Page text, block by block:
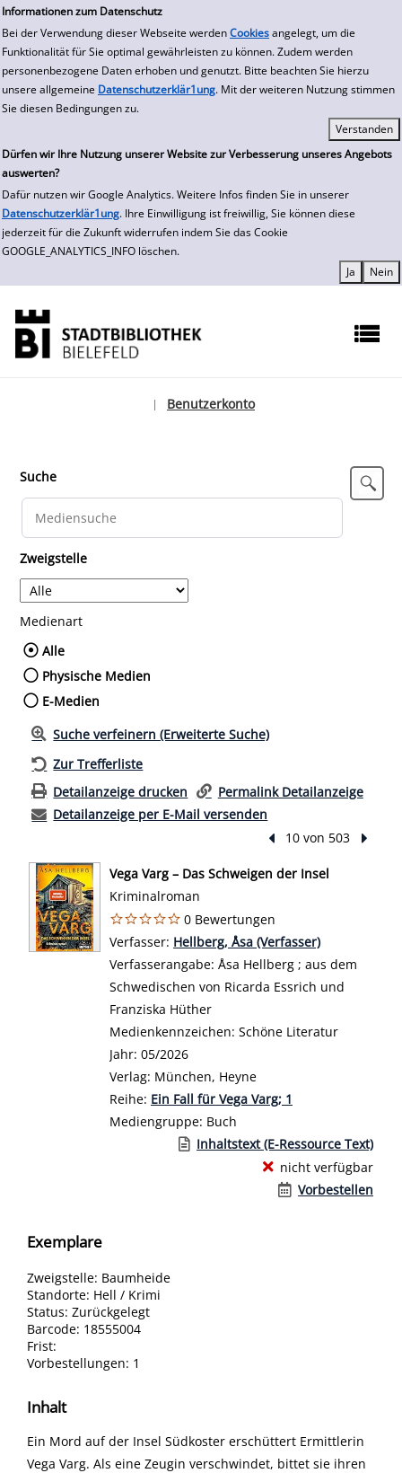
Informationen zum Datenschutz
Bei der Verwendung dieser Webseite werden Cookies angelegt, um die
Funktionalität für Sie optimal gewährleisten zu können. Zudem werden
personenbezogene Daten erhoben und genutzt. Bitte beachten Sie hierzu
unsere allgemeine Datenschutzerklär1ung. Mit der weiteren Nutzung stimmen
Sie diesen Bedingungen zu.
Dürfen wir Ihre Nutzung unserer Website zur Verbesserung unseres Angebots
auswerten?
Dafür nutzen wir Google Analytics. Weitere Infos finden Sie in unserer
Datenschutzerklär1ung. Ihre Einwilligung ist freiwillig, Sie können diese
jederzeit für die Zukunft widerrufen indem Sie das Cookie
GOOGLE_ANALYTICS_INFO löschen.
zur Navigation springen
zum Inhalt springen
Zur Detailanzeige springen
Benutzerkonto
Suche
Zweigstelle
Medienart
Wählen Sie die Medienart nach der Sie
Alle
Physische Medien
E-Medien
Suche verfeinern (Erweiterte Suche)
Zur Trefferliste
Detailanzeige drucken
Permalink Detailanzeige
Detailanzeige per E-Mail versenden
Vorheriger Treffer
10 von 503
Vega Varg – Das Schweigen der Insel
Kriminalroman
0 Bewertungen
Verfasser: Suche nach diesem Verfasser
Hellberg, Åsa (Verfasser)
Verfasserangabe: Åsa Hellberg ; aus dem
Schwedischen von Ricarda Essrich und
Franziska Hüther
Medienkennzeichen: Schöne Literatur
Jahr: 05/2026
Verlag: München, Heyne
Reihe: Ein Fall für Vega Varg; 1
Mediengruppe: Buch
Link zu einem externen
Inhaltstext (E-Ressource Text)
nicht verfügbar
Vorbestellen
Exemplare
Zweigstelle: Baumheide
Standorte: Hell / Krimi
Status: Zurückgelegt
Barcode: 18555004
Frist:
Vorbestellungen: 1
Inhalt
Ein Mord auf der Insel Südkoster erschüttert Ermittlerin
Vega Varg. Als eine Zeugin verschwindet, bittet sie ihren